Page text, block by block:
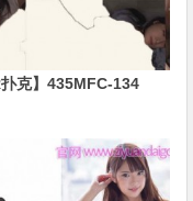
扑克】435MFC-134